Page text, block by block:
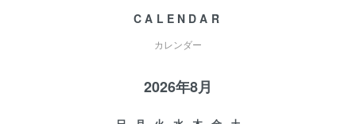
CALENDAR
カレンダー
2026年8月